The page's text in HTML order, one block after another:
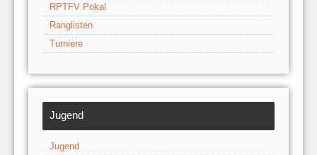
RPTFV Pokal
Ranglisten
Turniere
Jugend
Jugend